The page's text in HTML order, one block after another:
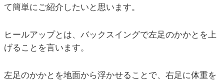
て簡単にご紹介したいと思います。
ヒールアップとは、バックスイングで左足のかかとを上
げることを言います。
左足のかかとを地面から浮かせることで、右足に体重を